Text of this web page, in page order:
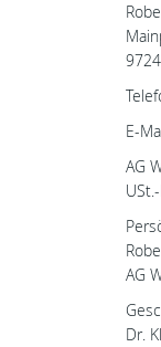
E-
AG
AG
Dr.